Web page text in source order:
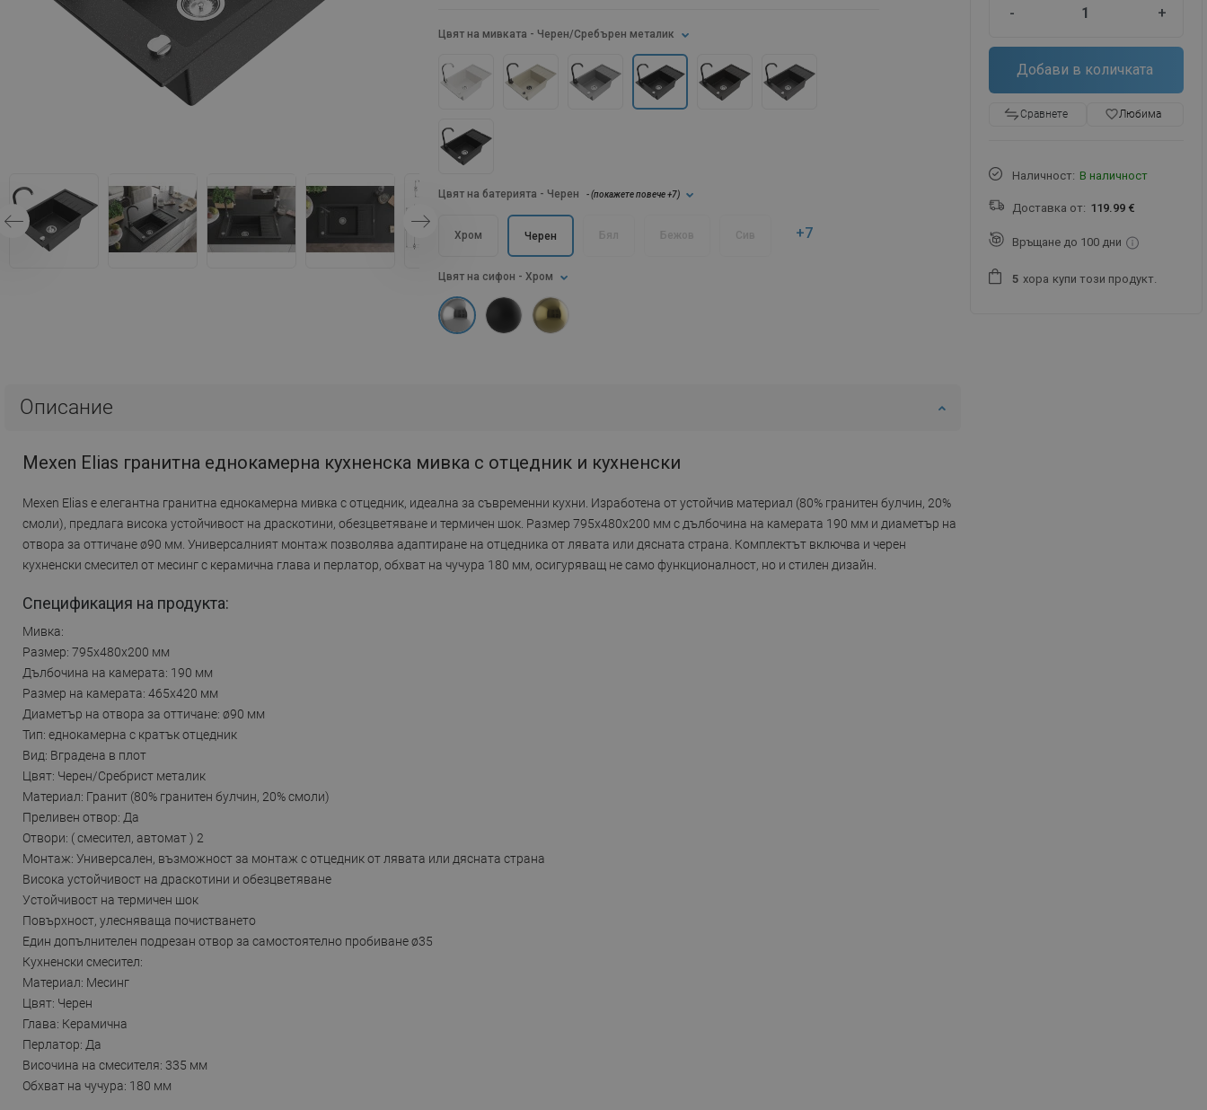
Цвят на сифон - Хром
Цвят на мивката - Черен/Сребърен металик
Цвят на батерията - Черен - (покажете повече+7)
Бял Сив
Хром Бежов
Черен +7
Описание
Mexen Elias гранитна еднокамерна кухненска мивка с отцедник и кухненски
Mexen Elias е елегантна гранитна еднокамерна мивка с отцедник, идеална за съвременни кухни. Изработена от устойчив материал (80% гранитен булчин, 20%
смоли), предлага висока устойчивост на драскотини, обезцветяване и термичен шок. Размер 795x480x200 мм с дълбочина на камерата 190 мм и диаметър на
отвора за оттичане ø90 мм. Универсалният монтаж позволява адаптиране на отцедника от лявата или дясната страна. Комплектът включва и черен
кухненски смесител от месинг с керамична глава и перлатор, обхват на чучура 180 мм, осигуряващ не само функционалност, но и стилен дизайн.
Спецификация на продукта:
Мивка:
Размер: 795x480x200 мм
Дълбочина на камерата: 190 мм
Размер на камерата: 465x420 мм
Диаметър на отвора за оттичане: ø90 мм
Тип: еднокамерна с кратък отцедник
Вид: Вградена в плот
Цвят: Черен/Сребрист металик
Материал: Гранит (80% гранитен булчин, 20% смоли)
Преливен отвор: Да
Отвори: ( смесител, автомат ) 2
Монтаж: Универсален, възможност за монтаж с отцедник от лявата или дясната страна
Висока устойчивост на драскотини и обезцветяване
Устойчивост на термичен шок
Повърхност, улесняваща почистването
Един допълнителен подрезан отвор за самостоятелно пробиване ø35
Кухненски смесител:
Материал: Месинг
Цвят: Черен
Глава: Керамична
Перлатор: Да
Височина на смесителя: 335 мм
Обхват на чучура: 180 мм
- +
Добави в количката
Сравнете favorite_borderЛюбима
Наличност: В наличност
Доставка от: 119.99 €
Връщане до 100 дни
5 хора купи този продукт.